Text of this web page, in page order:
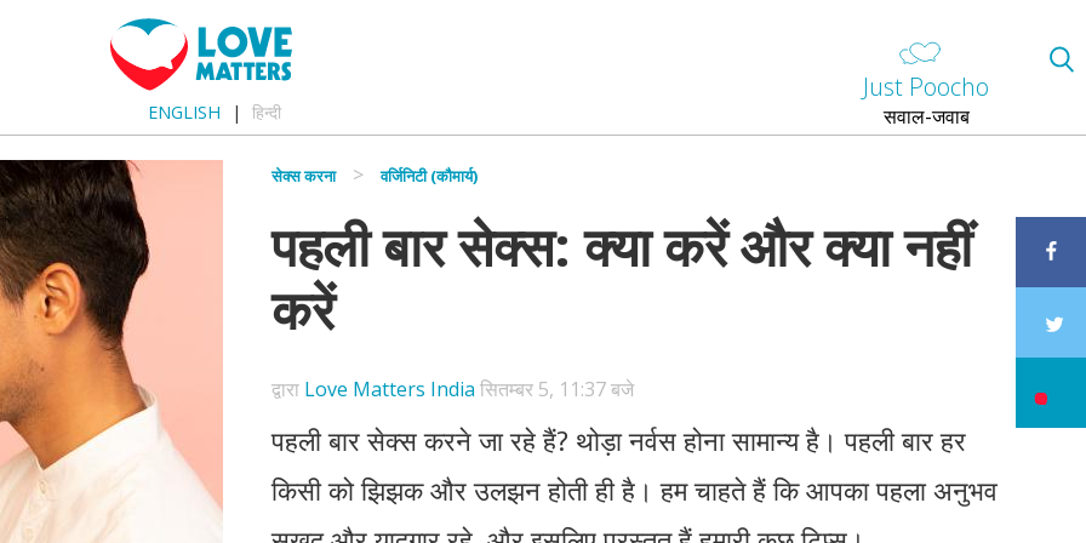
ENGLISH हिन्दी
Just Poocho
सवाल-जवाब
सेक्स करना वर्जिनिटी (कौमार्य)
पहली बार सेक्स: क्या करें और क्या नहीं
करें
द्वारा Love Matters India सितम्बर 5, 11:37 बजे
पहली बार सेक्स करने जा रहे हैं? थोड़ा नर्वस होना सामान्य है। पहली बार हर
किसी को झिझक और उलझन होती ही है। हम चाहते हैं कि आपका पहला अनुभव